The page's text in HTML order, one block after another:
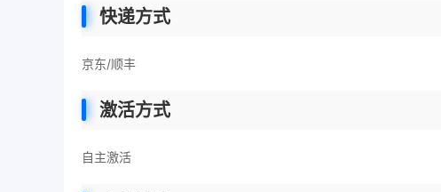
快递方式
京东/顺丰
激活方式
自主激活